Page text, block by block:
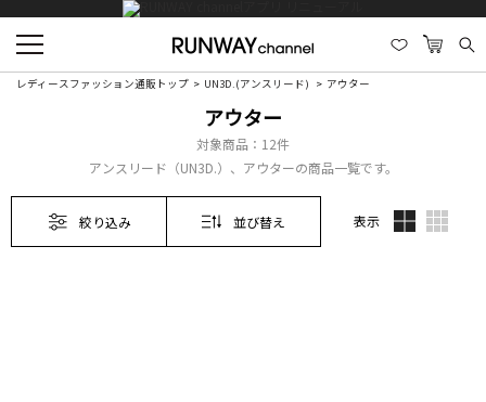
レディースファッション通販トップ UN3D.(アンスリード) アウター
アウター
対象商品： 12件
アンスリード（UN3D.）、アウターの商品一覧です。
絞り込み 並び替え 表示